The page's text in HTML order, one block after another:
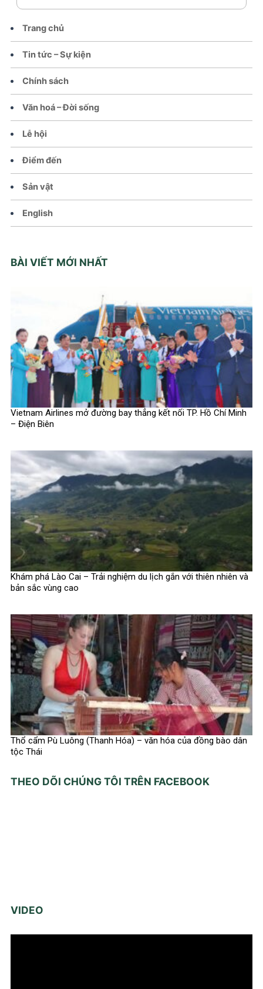
Trang chủ
Tin tức – Sự kiện
Chính sách
Văn hoá – Đời sống
Lễ hội
Điểm đến
Sản vật
English
BÀI VIẾT MỚI NHẤT
Vietnam Airlines mở đường bay thẳng kết nối TP. Hồ Chí Minh
– Điện Biên
Khám phá Lào Cai – Trải nghiệm du lịch gắn với thiên nhiên và
bản sắc vùng cao
Thổ cẩm Pù Luông (Thanh Hóa) – văn hóa của đồng bào dân
tộc Thái
THEO DÕI CHÚNG TÔI TRÊN FACEBOOK
VIDEO